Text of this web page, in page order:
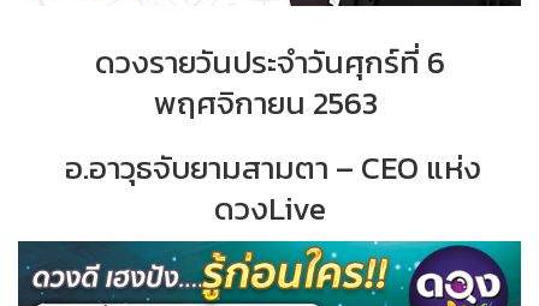
ดวงรายวันประจำวันศุกร์ที่ 6
พฤศจิกายน 2563
อ.อาวุธจับยามสามตา – CEO แห่ง
ดวงLive